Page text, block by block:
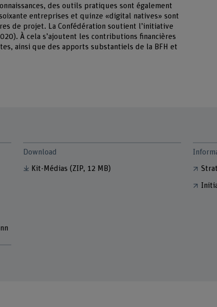
des outils pratiques sont également
entreprises et quinze «digital natives» sont
de projet. La Confédération soutient l’initiative
À cela s’ajoutent les contributions financières
ainsi que des apports substantiels de la BFH et
Download
Kit-Médias(ZIP, 12 MB)